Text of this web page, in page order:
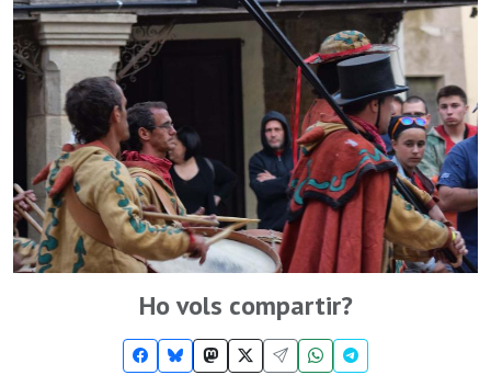
Ho vols compartir?